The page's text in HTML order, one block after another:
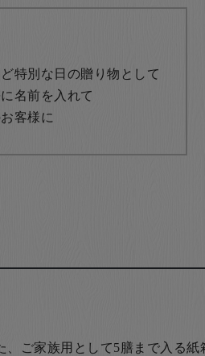
特別な日の贈り物として
名前を入れて
客様に
ご家族用として5膳まで入る紙